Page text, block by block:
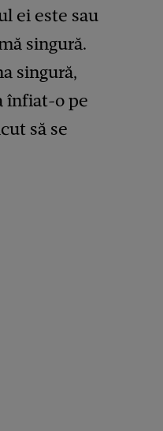
ei este sau
singură.
singură,
înfiat-o pe
să se